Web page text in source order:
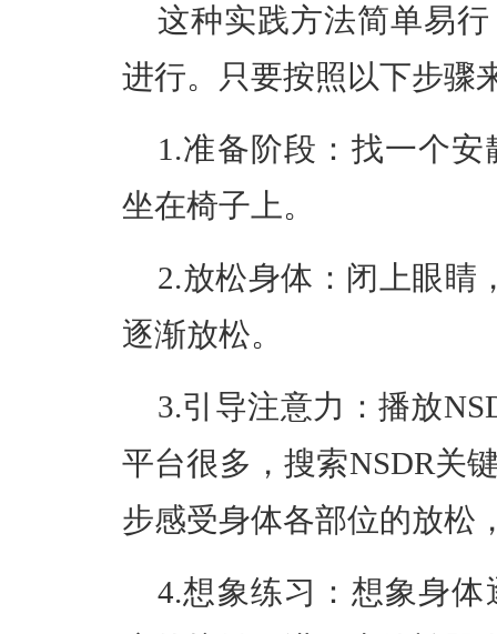
这种实践方法简单易
进行。只要按照以下步骤
1.准备阶段： 找一个安
坐在椅子上。
2.放松身体： 闭上眼睛
逐渐放松。
3.引导注意力： 播放
平台很多，搜索NSDR关
步感受身体各部位的放松
4.想象练习： 想象身体